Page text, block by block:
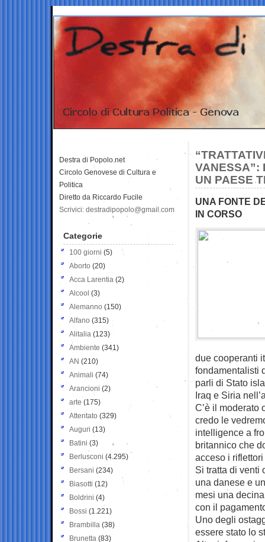
VANESSA”:
UN PAESE
UNA FONTE
IN CORSO
due cooperanti
fondamentalisti
parli di Stato
Iraq e Siria
C’è il moderato
credo le
intelligence a
britannico che
acceso i
Si tratta di venti
una danese e
mesi una
con il
Uno degli
essere stato lo
Destra di Popolo.net
Circolo Genovese di Cultura e
Politica
Diretto da Riccardo Fucile
Scrivici: destradipopolo@gmail.com
Categorie
100 giorni (5)
Aborto (20)
Acca Larentia (2)
Alcool (3)
Alemanno (150)
Alfano (315)
Alitalia (123)
Ambiente (341)
AN (210)
Animali (74)
Arancioni (2)
arte (175)
Attentato (329)
Auguri (13)
Batini (3)
Berlusconi (4.295)
Bersani (234)
Biasotti (12)
Boldrini (4)
Bossi (1.221)
Brambilla (38)
Brunetta (83)